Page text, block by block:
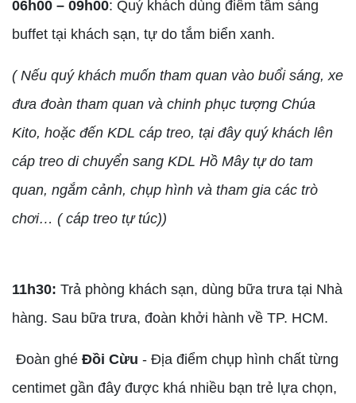
06h00 – 09h00: Quý khách dùng điểm tâm sáng
buffet tại khách sạn, tự do tắm biển xanh.
( Nếu quý khách muốn tham quan vào buổi sáng, xe
đưa đoàn tham quan và chinh phục tượng Chúa
Kito, hoặc đến KDL cáp treo, tại đây quý khách lên
cáp treo di chuyển sang KDL Hồ Mây tự do tam
quan, ngắm cảnh, chụp hình và tham gia các trò
chơi… ( cáp treo tự túc))
11h30: Trả phòng khách sạn, dùng bữa trưa tại Nhà
hàng. Sau bữa trưa, đoàn khởi hành về TP. HCM.
Đoàn ghé Đồi Cừu - Địa điểm chụp hình chất từng
centimet gần đây được khá nhiều bạn trẻ lựa chọn,